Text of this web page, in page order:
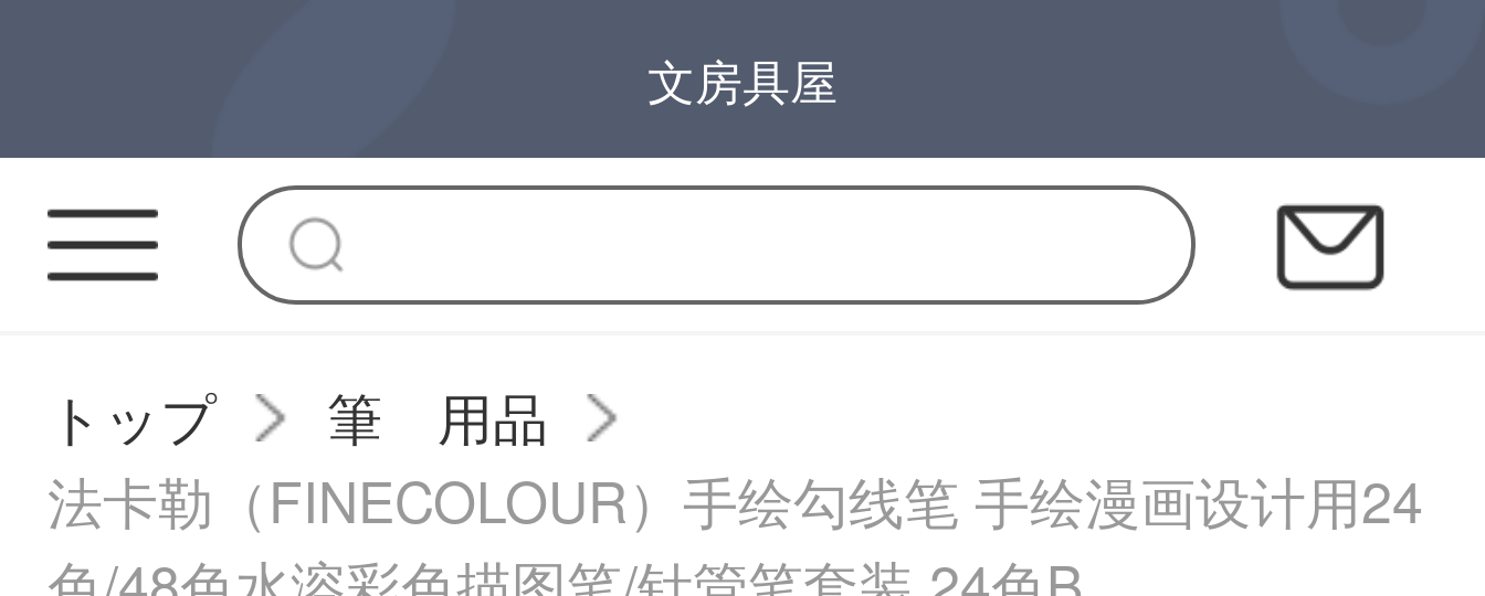
文房具屋
トップ
筆 用品
法卡勒（FINECOLOUR）手绘勾线笔 手绘漫画设计用24